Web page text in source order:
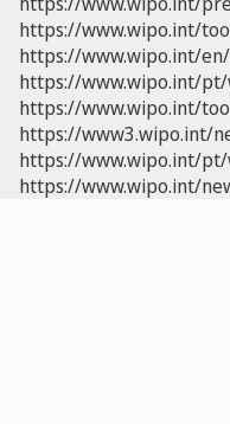
https://www.wipo.int/
https://www.wipo.int/
https://www.wipo.int/
https://www.wipo.int/
https://www3.wipo.int/
https://www.wipo.int/
https://www.wipo.int/